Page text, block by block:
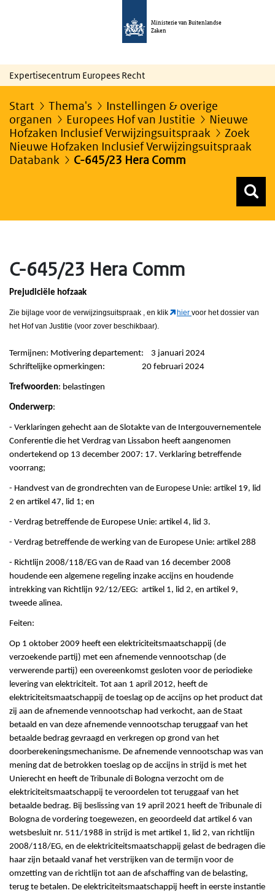
Ministerie van Buitenlandse
Zaken
Expertisecentrum Europees Recht
Start Thema's
Instellingen & overige
organen
Europees Hof van Justitie
Nieuwe
Hofzaken Inclusief Verwijzingsuitspraak
Zoek
Nieuwe Hofzaken Inclusief Verwijzingsuitspraak
Databank
C-645/23 Hera Comm
C-645/23 Hera Comm
Prejudiciële hofzaak
Zie bijlage voor de verwijzingsuitspraak , en klik hier voor het dossier van
het Hof van Justitie (voor zover beschikbaar).
Termijnen: Motivering departement: 3 januari 2024
Schriftelijke opmerkingen: 20 februari 2024
Trefwoorden: belastingen
Onderwerp:
- Verklaringen gehecht aan de Slotakte van de Intergouvernementele
Conferentie die het Verdrag van Lissabon heeft aangenomen
ondertekend op 13 december 2007: 17. Verklaring betreffende
voorrang;
- Handvest van de grondrechten van de Europese Unie: artikel 19, lid
2 en artikel 47, lid 1; en
- Verdrag betreffende de Europese Unie: artikel 4, lid 3.
- Verdrag betreffende de werking van de Europese Unie: artikel 288
- Richtlijn 2008/118/EG van de Raad van 16 december 2008
houdende een algemene regeling inzake accijns en houdende
intrekking van Richtlijn 92/12/EEG: artikel 1, lid 2, en artikel 9,
tweede alinea.
Feiten:
Op 1 oktober 2009 heeft een elektriciteitsmaatschappij (de
verzoekende partij) met een afnemende vennootschap (de
verwerende partij) een overeenkomst gesloten voor de periodieke
levering van elektriciteit. Tot aan 1 april 2012, heeft de
elektriciteitsmaatschappij de toeslag op de accijns op het product dat
zij aan de afnemende vennootschap had verkocht, aan de Staat
betaald en van deze afnemende vennootschap teruggaaf van het
betaalde bedrag gevraagd en verkregen op grond van het
doorberekeningsmechanisme. De afnemende vennootschap was van
mening dat de betrokken toeslag op de accijns in strijd is met het
Unierecht en heeft de Tribunale di Bologna verzocht om de
elektriciteitsmaatschappij te veroordelen tot teruggaaf van het
betaalde bedrag. Bij beslissing van 19 april 2021 heeft de Tribunale di
Bologna de vordering toegewezen, en geoordeeld dat artikel 6 van
wetsbesluit nr. 511/1988 in strijd is met artikel 1, lid 2, van richtlijn
2008/118/EG, en de elektriciteitsmaatschappij gelast de bedragen die
haar zijn betaald vanaf het verstrijken van de termijn voor de
omzetting van de richtlijn tot aan de afschaffing van de belasting,
terug te betalen. De elektriciteitsmaatschappij heeft in eerste instantie